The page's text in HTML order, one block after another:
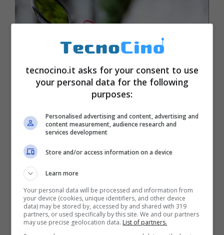
TomTom a IFA 2016, le principali
novità presentate
tecnocino.it asks for your consent to use
your personal data for the following
purposes:
Personalised advertising and content, advertising and
content measurement, audience research and
services development
Store and/or access information on a device
Learn more
Your personal data will be processed and information from
your device (cookies, unique identifiers, and other device
data) may be stored by, accessed by and shared with 319
partners, or used specifically by this site. We and our partners
may use precise geolocation data. List of partners.